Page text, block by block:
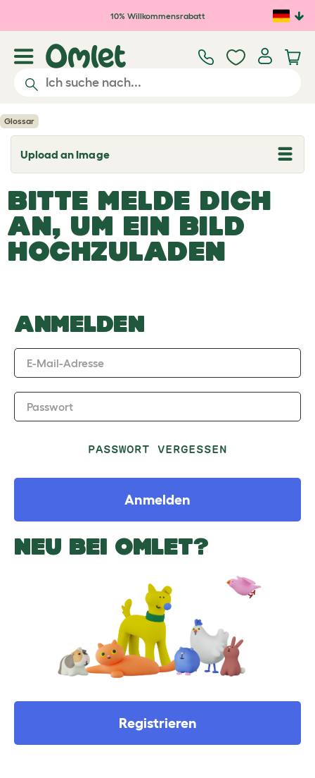
Zum Hauptinhalt springen
10% Willkommensrabatt
Glossar
Upload an Image
T
o
g
e
d
r
p
BITTE MELDE DICH
AN, UM EIN BILD
HOCHZULADEN
ANMELDEN
E-Mail-Adresse
Passwort
PASSWORT VERGESSEN
Anmelden
NEU BEI OMLET?
Registrieren